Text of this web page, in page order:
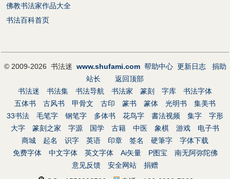
佛教书法家作品大全
书法百科首页
© 2009-2026 书法迷 www.shufami.com 帮助中心 更新日志
捐助
站长
返回顶部
书法迷
书法集 书法导航 书法家 篆刻 字库
书法字体
五体书
古风书 甲骨文 古印 篆书 篆体 光明书
集美书
33书法
毛笔字 钢笔字 多体书 花鸟字 書法视频 集字
字形
大字
篆刻之家 字源 国学 古籍 中医 象棋 游戏
电子书
商城
起名 识字 英语 印章 签名 硬筆字
字体下载
免费字体
中文字体 英文字体 Ai矢量 P图宝
南无阿弥陀佛
意见反馈
安全网站
捐赠